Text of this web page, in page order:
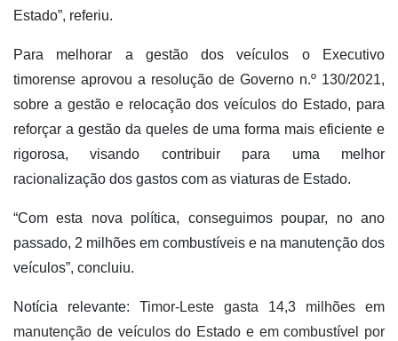
Estado”, referiu.
Para melhorar a gestão dos veículos o Executivo
timorense aprovou a resolução de Governo n.º 130/2021,
sobre a gestão e relocação dos veículos do Estado, para
reforçar a gestão da queles de uma forma mais eficiente e
rigorosa, visando contribuir para uma melhor
racionalização dos gastos com as viaturas de Estado.
“Com esta nova política, conseguimos poupar, no ano
passado, 2 milhões em combustíveis e na manutenção dos
veículos”, concluiu.
Notícia relevante: Timor-Leste gasta 14,3 milhões em
manutenção de veículos do Estado e em combustível por